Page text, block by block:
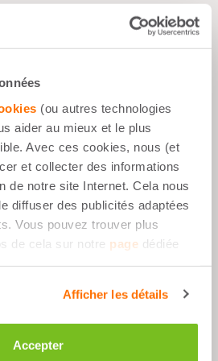
(ou autres technologies
aider au mieux et le plus
Avec ces cookies, nous (et
et collecter des informations
de notre site Internet. Cela nous
diffuser des publicités adaptées
Vous pouvez trouver plus
de cela sur notre page dédiée
Afficher les détails
Accepter
jour